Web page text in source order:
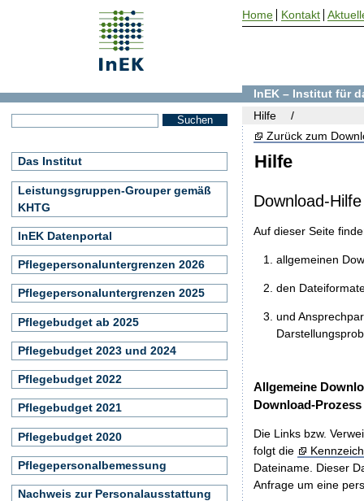
Hilfe
Zurück zum
Download-Hilfe
Auf dieser Seite
allgemeinen
den
und
Allgemeine
Download-Prozess
Die Links bzw.
folgt die
Dateiname. Dieser
Anfrage um eine
InEK – Institut für
Hilfe
Das Institut
Leistungsgruppen-Grouper gemäß
KHTG
InEK Datenportal
Pflegepersonaluntergrenzen 2026
Pflegepersonaluntergrenzen 2025
Pflegebudget ab 2025
Pflegebudget 2023 und 2024
Pflegebudget 2022
Pflegebudget 2021
Pflegebudget 2020
Pflegepersonalbemessung
Nachweis zur Personalausstattung
Home Kontakt